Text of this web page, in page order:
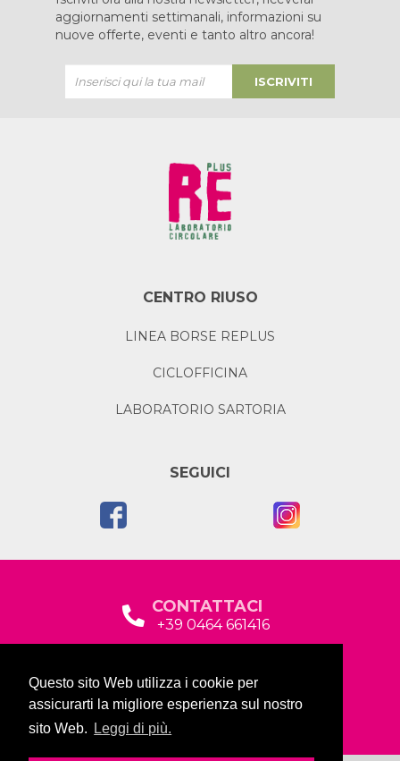
Questo sito Web utilizza i cookie per
assicurarti la migliore esperienza sul nostro
sito Web.
Leggi di più.
aggiornamenti settimanali, informazioni su
nuove offerte, eventi e tanto altro ancora!
ISCRIVITI
CENTRO RIUSO
LINEA BORSE REPLUS
CICLOFFICINA
LABORATORIO SARTORIA
SEGUICI
CONTATTACI
+39 0464 661416
Via Baltera, 19
38066 Riva del Garda (TN)